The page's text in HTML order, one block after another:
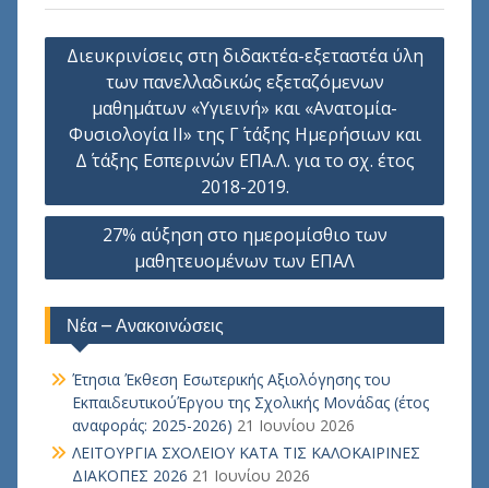
Πλοήγηση
άρθρων
Διευκρινίσεις στη διδακτέα-εξεταστέα ύλη
των πανελλαδικώς εξεταζόμενων
μαθημάτων «Υγιεινή» και «Ανατομία-
Φυσιολογία ΙΙ» της Γ΄ τάξης Ημερήσιων και
Δ΄ τάξης Εσπερινών ΕΠΑ.Λ. για το σχ. έτος
2018-2019.
27% αύξηση στο ημερομίσθιο των
μαθητευομένων των ΕΠΑΛ
Νέα – Ανακοινώσεις
Έτησια Έκθεση Εσωτερικής Αξιολόγησης του
ΕκπαιδευτικούΈργου της Σχολικής Μονάδας (έτος
αναφοράς: 2025-2026) 21 Ιουνίου 2026
ΛΕΙΤΟΥΡΓΙΑ ΣΧΟΛΕΙΟΥ ΚΑΤΑ ΤΙΣ ΚΑΛΟΚΑΙΡΙΝΕΣ
ΔΙΑΚΟΠΕΣ 2026 21 Ιουνίου 2026